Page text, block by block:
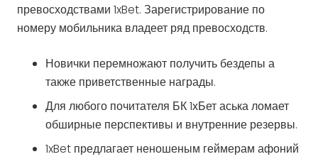
превосходствами 1xBet. Зарегистрирование по
номеру мобильника владеет ряд превосходств.
Новички перемножают получить бездепы а
также приветственные награды.
Для любого почитателя БК 1хБет аська ломает
обширные перспективы и внутренние резервы.
1xBet предлагает неношеным геймерам афоний